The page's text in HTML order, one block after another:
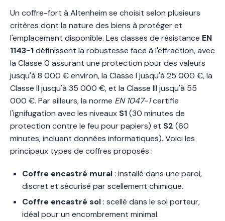
Un coffre-fort à Altenheim se choisit selon plusieurs
critères dont la nature des biens à protéger et
l'emplacement disponible. Les classes de résistance EN
1143-1définissent la robustesse face à l'effraction, avec
la Classe 0 assurant une protection pour des valeurs
jusqu'à 8 000 € environ, la Classe I jusqu'à 25 000 €, la
Classe II jusqu'à 35 000 €, et la Classe III jusqu'à 55
000 €. Par ailleurs, la norme EN 1047-1certifie
l'ignifugation avec les niveaux S1(30 minutes de
protection contre le feu pour papiers) et S2 (60
minutes, incluant données informatiques). Voici les
principaux types de coffres proposés :
Coffre encastré mural: installé dans une paroi,
discret et sécurisé par scellement chimique.
Coffre encastré sol: scellé dans le sol porteur,
idéal pour un encombrement minimal.